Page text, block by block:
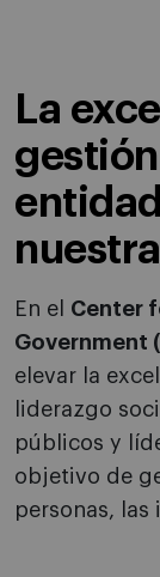
La
En el Center
Government
elevar la
liderazgo
públicos y
objetivo de
personas,